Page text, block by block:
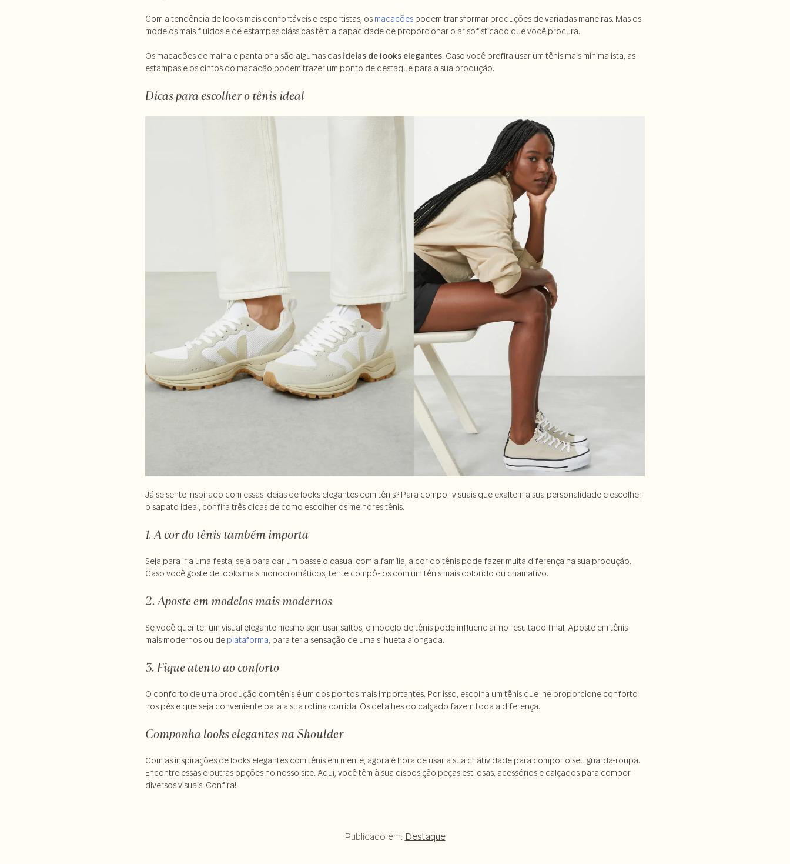
Com a tendência de looks mais confortáveis e esportistas, os macacões podem transformar produções de variadas maneiras. Mas os
modelos mais fluidos e de estampas clássicas têm a capacidade de proporcionar o ar sofisticado que você procura.
Os macacões de malha e pantalona são algumas das ideias de looks elegantes. Caso você prefira usar um tênis mais minimalista, as
estampas e os cintos do macacão podem trazer um ponto de destaque para a sua produção.
Dicas para escolher o tênis ideal
Já se sente inspirado com essas ideias de looks elegantes com tênis? Para compor visuais que exaltem a sua personalidade e escolher
o sapato ideal, confira três dicas de como escolher os melhores tênis.
1. A cor do tênis também importa
Seja para ir a uma festa, seja para dar um passeio casual com a família, a cor do tênis pode fazer muita diferença na sua produção.
Caso você goste de looks mais monocromáticos, tente compô-los com um tênis mais colorido ou chamativo.
2. Aposte em modelos mais modernos
Se você quer ter um visual elegante mesmo sem usar saltos, o modelo de tênis pode influenciar no resultado final. Aposte em tênis
mais modernos ou de plataforma, para ter a sensação de uma silhueta alongada.
3. Fique atento ao conforto
O conforto de uma produção com tênis é um dos pontos mais importantes. Por isso, escolha um tênis que lhe proporcione conforto
nos pés e que seja conveniente para a sua rotina corrida. Os detalhes do calçado fazem toda a diferença.
Componha looks elegantes na Shoulder
Com as inspirações de looks elegantes com tênis em mente, agora é hora de usar a sua criatividade para compor o seu guarda-roupa.
Encontre essas e outras opções no nosso site. Aqui, você têm à sua disposição peças estilosas, acessórios e calçados para compor
diversos visuais. Confira!
Publicado em: Destaque